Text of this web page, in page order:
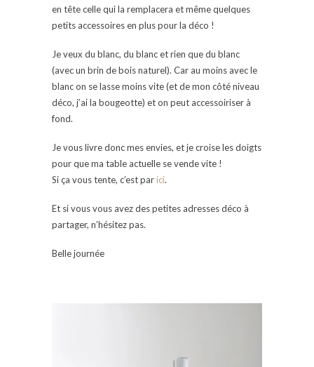
en tête celle qui la remplacera et même quelques
petits accessoires en plus pour la déco !
Je veux du blanc, du blanc et rien que du blanc
(avec un brin de bois naturel). Car au moins avec le
blanc on se lasse moins vite (et de mon côté niveau
déco, j’ai la bougeotte) et on peut accessoiriser à
fond.
Je vous livre donc mes envies, et je croise les doigts
pour que ma table actuelle se vende vite !
Si ça vous tente, c’est parici.
Et si vous vous avez des petites adresses déco à
partager, n’hésitez pas.
Belle journée